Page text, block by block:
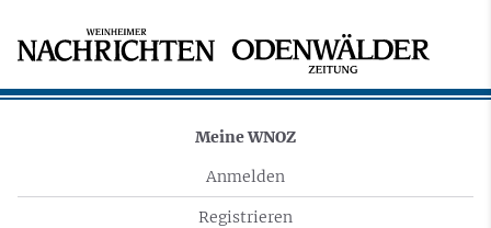
Meine WNOZ
Anmelden
Registrieren